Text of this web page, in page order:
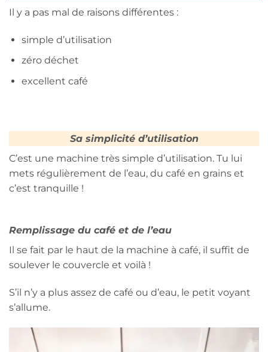
Il y a pas mal de raisons différentes :
simple d’utilisation
zéro déchet
excellent café
Sa simplicité d’utilisation
C’est une machine très simple d’utilisation. Tu lui
mets régulièrement de l’eau, du café en grains et
c’est tranquille !
Remplissage du café et de l’eau
Il se fait par le haut de la machine à café, il suffit de
soulever le couvercle et voilà !
S’il n’y a plus assez de café ou d’eau, le petit voyant
s’allume.